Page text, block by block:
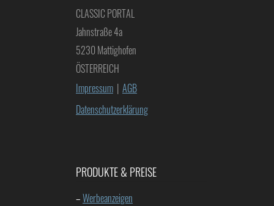
CLASSIC PORTAL
Jahnstraße 4a
5230 Mattighofen
ÖSTERREICH
Impressum | AGB
Datenschutzerklärung
PRODUKTE & PREISE
–Werbeanzeigen